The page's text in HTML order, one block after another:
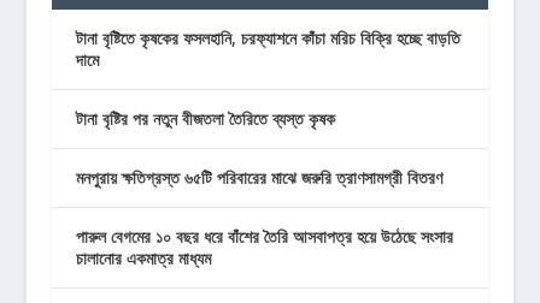
টানা বৃষ্টিতে কৃষকের ফসলহানি, চরফ্যাশনে কাঁচা মরিচ বিক্রি হচ্ছে বাড়তি
দামে
টানা বৃষ্টির পর নতুন বীজতলা তৈরিতে ব্যস্ত কৃষক
মনপুরায় ক্ষতিগ্রস্ত ৬৫টি পরিবারের মাঝে জরুরি ত্রাণসামগ্রী বিতরণ
পারুল বেগমের ১০ বছর ধরে বাঁশের তৈরি আসবাপত্র হয়ে উঠেছে সংসার
চালানোর একমাত্র মাধ্যম